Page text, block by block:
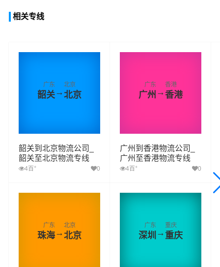
相关专线
广东
韶关→
北京
北京
韶关到北京物流公司_
韶关至北京物流专线
4百 + 0
广东
广州 →
香港
香港
广州到香港物流公司_
广州至香港物流专线
4百 + 0
广东
珠海→
北京
北京
广东
深圳→
重庆
重庆